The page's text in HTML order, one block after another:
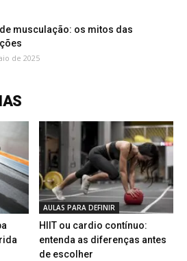
musculação: os mitos das
de 2025
AULAS PARA DEFINIR
HIIT ou cardio contínuo:
entenda as diferenças antes
de escolher